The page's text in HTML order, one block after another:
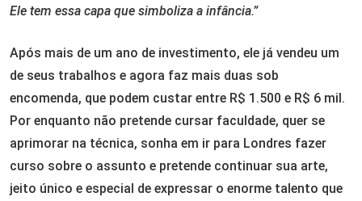
Ele tem essa capa que simboliza a infância.”
Após mais de um ano de investimento, ele já vendeu um
de seus trabalhos e agora faz mais duas sob
encomenda, que podem custar entre R$ 1.500 e R$ 6 mil.
Por enquanto não pretende cursar faculdade, quer se
aprimorar na técnica, sonha em ir para Londres fazer
curso sobre o assunto e pretende continuar sua arte,
jeito único e especial de expressar o enorme talento que